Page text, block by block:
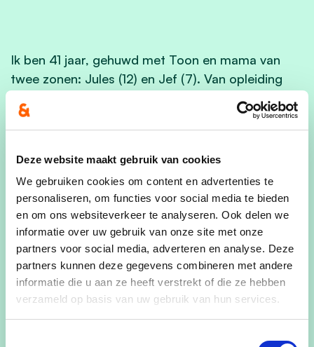
Deze website maakt gebruik van cookies
We gebruiken cookies om content en advertenties te
personaliseren, om functies voor social media te bieden
en om ons websiteverkeer te analyseren. Ook delen we
informatie over uw gebruik van onze site met onze
partners voor social media, adverteren en analyse. Deze
partners kunnen deze gegevens combineren met andere
informatie die u aan ze heeft verstrekt of die ze hebben
verzameld op basis van uw gebruik van hun services.
Ik ben 41 jaar, gehuwd met Toon en mama van
twee zonen: Jules (12) en Jef (7). Van opleiding
internationaal consultancybedrijf en als advocate
gewerkt en ben sinds drie jaar, via mijn
managementvennootschap, hoofd van het
de biotechnologie.
“Bierbeek bruist. Daar moeten we blijven aan
werken”
“Ik zeg vaak dat ik een echte Belg ben, want ik
heb zowat overal gewoond: geboren in Schoten,
opgegroeid rond Brussel en in Wallonië, om dan